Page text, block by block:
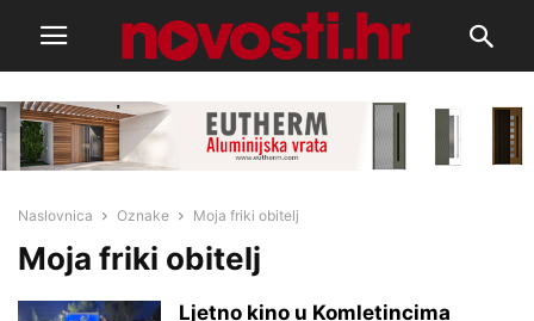
Naslovnica Oznake Moja friki obitelj
Moja friki obitelj
Ljetno kino u Komletincima